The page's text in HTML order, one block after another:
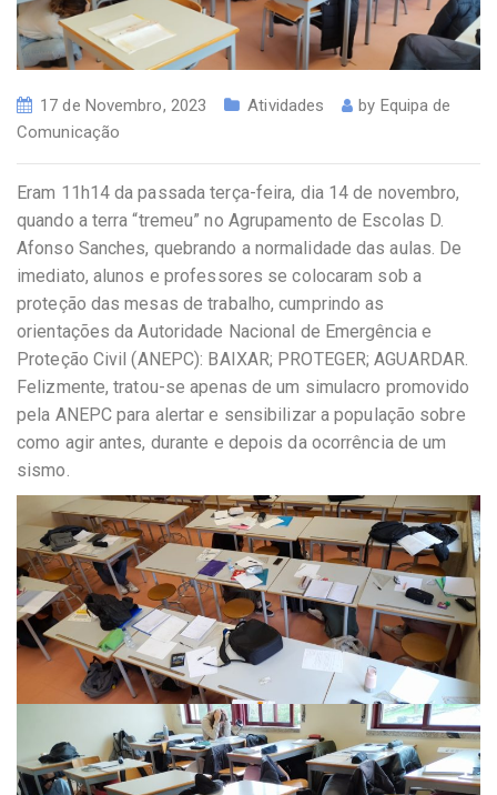
17 de Novembro, 2023 Atividades by Equipa de
Comunicação
Eram 11h14 da passada terça-feira, dia 14 de novembro,
quando a terra “tremeu” no Agrupamento de Escolas D.
Afonso Sanches, quebrando a normalidade das aulas. De
imediato, alunos e professores se colocaram sob a
proteção das mesas de trabalho, cumprindo as
orientações da Autoridade Nacional de Emergência e
Proteção Civil (ANEPC): BAIXAR; PROTEGER; AGUARDAR.
Felizmente, tratou-se apenas de um simulacro promovido
pela ANEPC para alertar e sensibilizar a população sobre
como agir antes, durante e depois da ocorrência de um
sismo.